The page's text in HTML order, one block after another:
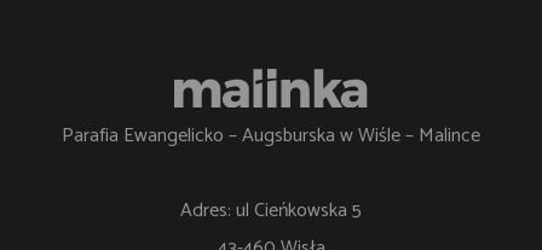
Parafia Ewangelicko – Augsburska w Wiśle – Malince
Adres: ul Cieńkowska 5